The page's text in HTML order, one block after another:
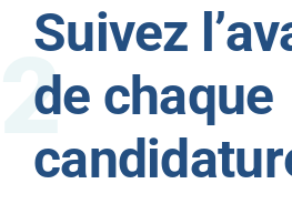
Suivez
de chaque